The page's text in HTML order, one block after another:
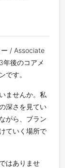
ー / Associate
年後のコアメ
です。
ませんか。私
深さを見てい
がら、ブラン
ていく場所で
はありませ